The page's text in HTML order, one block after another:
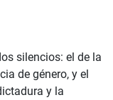
silencios: el de la
de género, y el
y la